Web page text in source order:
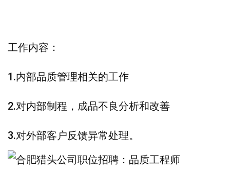
工作内容：
1.内部品质管理相关的工作
2.对内部制程，成品不良分析和改善
3.对外部客户反馈异常处理。